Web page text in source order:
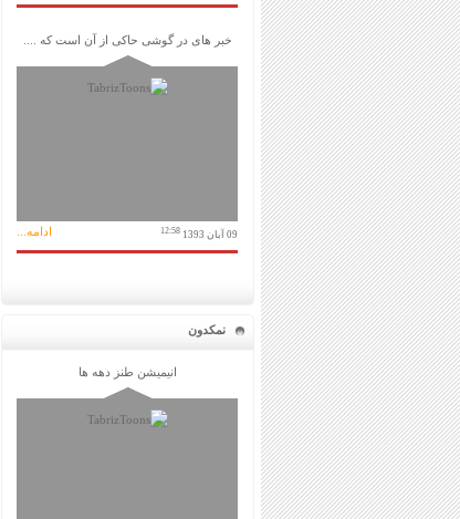
خبر های در گوشی حاکی از آن است که ....
09 آبان 1393 12:58 ادامه...
نمکدون
انیمیشن طنز دهه ها